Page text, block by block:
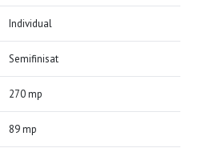
Individual
Semifinisat
270 mp
89 mp